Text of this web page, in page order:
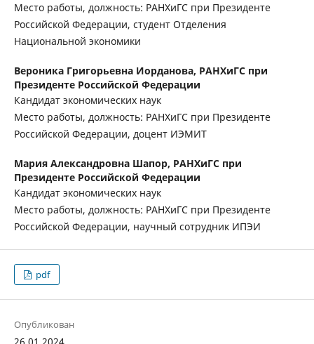
Место работы, должность: РАНХиГС при Президенте
Российской Федерации, студент Отделения
Национальной экономики
Вероника Григорьевна Иорданова, РАНХиГС при
Президенте Российской Федерации
Кандидат экономических наук
Место работы, должность: РАНХиГС при Президенте
Российской Федерации, доцент ИЭМИТ
Мария Александровна Шапор, РАНХиГС при
Президенте Российской Федерации
Кандидат экономических наук
Место работы, должность: РАНХиГС при Президенте
Российской Федерации, научный сотрудник ИПЭИ
pdf
Опубликован